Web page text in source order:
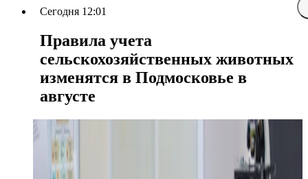
Сегодня 12:01
Правила учета
сельскохозяйственных животных
изменятся в Подмосковье в
августе